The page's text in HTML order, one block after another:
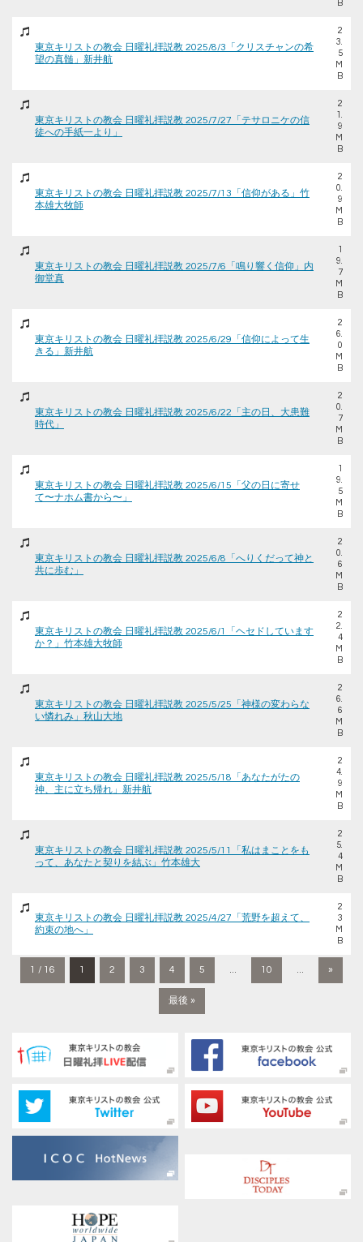
B
東京キリストの教会 日曜礼拝説教 2025/8/3「クリスチャンの希
望の真髄」新井航
2
3.
5
M
B
東京キリストの教会 日曜礼拝説教 2025/7/27「テサロニケの信
徒への手紙一より」
2
1.
9
M
B
東京キリストの教会 日曜礼拝説教 2025/7/13「信仰がある」竹
本雄大牧師
2
0.
9
M
B
東京キリストの教会 日曜礼拝説教 2025/7/6「鳴り響く信仰」内
御堂真
1
9.
7
M
B
東京キリストの教会 日曜礼拝説教 2025/6/29「信仰によって生
きる」新井航
2
6.
0
M
B
東京キリストの教会 日曜礼拝説教 2025/6/22「主の日、大患難
時代」
2
0.
7
M
B
東京キリストの教会 日曜礼拝説教 2025/6/15「父の日に寄せ
て〜ナホム書から〜」
1
9.
5
M
B
東京キリストの教会 日曜礼拝説教 2025/6/8「へりくだって神と
共に歩む」
2
0.
6
M
B
東京キリストの教会 日曜礼拝説教 2025/6/1「ヘセドしています
か？」竹本雄大牧師
2
2.
4
M
B
東京キリストの教会 日曜礼拝説教 2025/5/25「神様の変わらな
い憐れみ」秋山大地
2
6.
6
M
B
東京キリストの教会 日曜礼拝説教 2025/5/18「あなたがたの
神、主に立ち帰れ」新井航
2
4.
9
M
B
東京キリストの教会 日曜礼拝説教 2025/5/11「私はまことをも
って、あなたと契りを結ぶ」竹本雄大
2
5.
4
M
B
東京キリストの教会 日曜礼拝説教 2025/4/27「荒野を超えて、
約束の地へ」
2
3
M
B
1 / 16 1 2 3 4 5 ... 10 ... »
最後 »